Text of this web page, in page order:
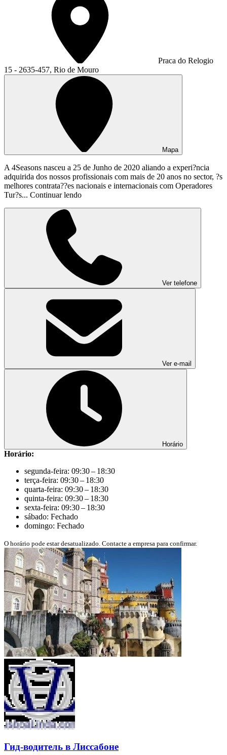
Praca do Relogio
15 - 2635-457, Rio de Mouro
Mapa
A 4Seasons nasceu a 25 de Junho de 2020 aliando a experi?ncia
adquirida dos nossos profissionais com mais de 20 anos no sector, ?s
melhores contrata??es nacionais e internacionais com Operadores
Tur?s... Continuar lendo
Ver telefone
Ver e-mail
Horário
Horário:
segunda-feira: 09:30 – 18:30
terça-feira: 09:30 – 18:30
quarta-feira: 09:30 – 18:30
quinta-feira: 09:30 – 18:30
sexta-feira: 09:30 – 18:30
sábado: Fechado
domingo: Fechado
O horário pode estar desatualizado. Contacte a empresa para confirmar.
Гид-водитель в Лиссабоне